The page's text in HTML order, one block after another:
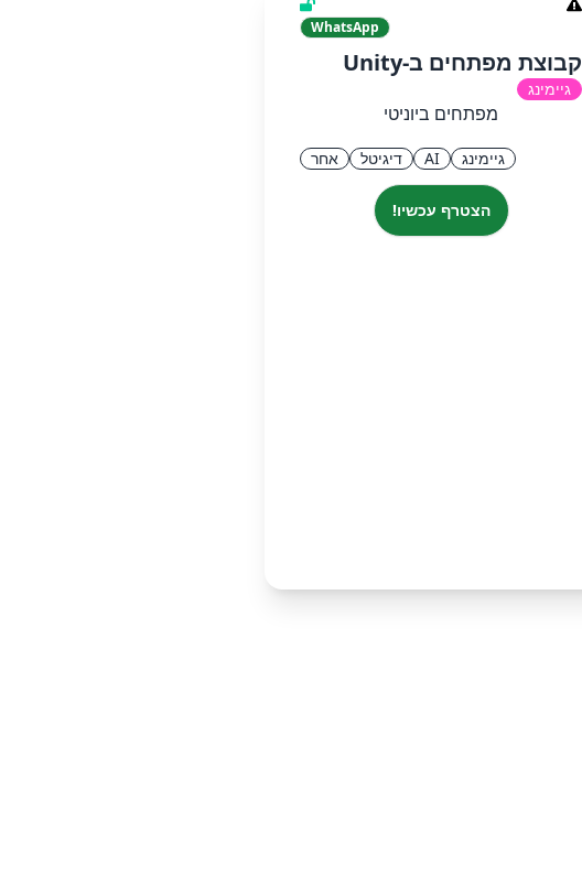
WhatsApp
קבוצת מפתחים ב-Unity
גיימינג
מפתחים ביוניטי
גיימינג AI דיגיטל אחר
הצטרף עכשיו!